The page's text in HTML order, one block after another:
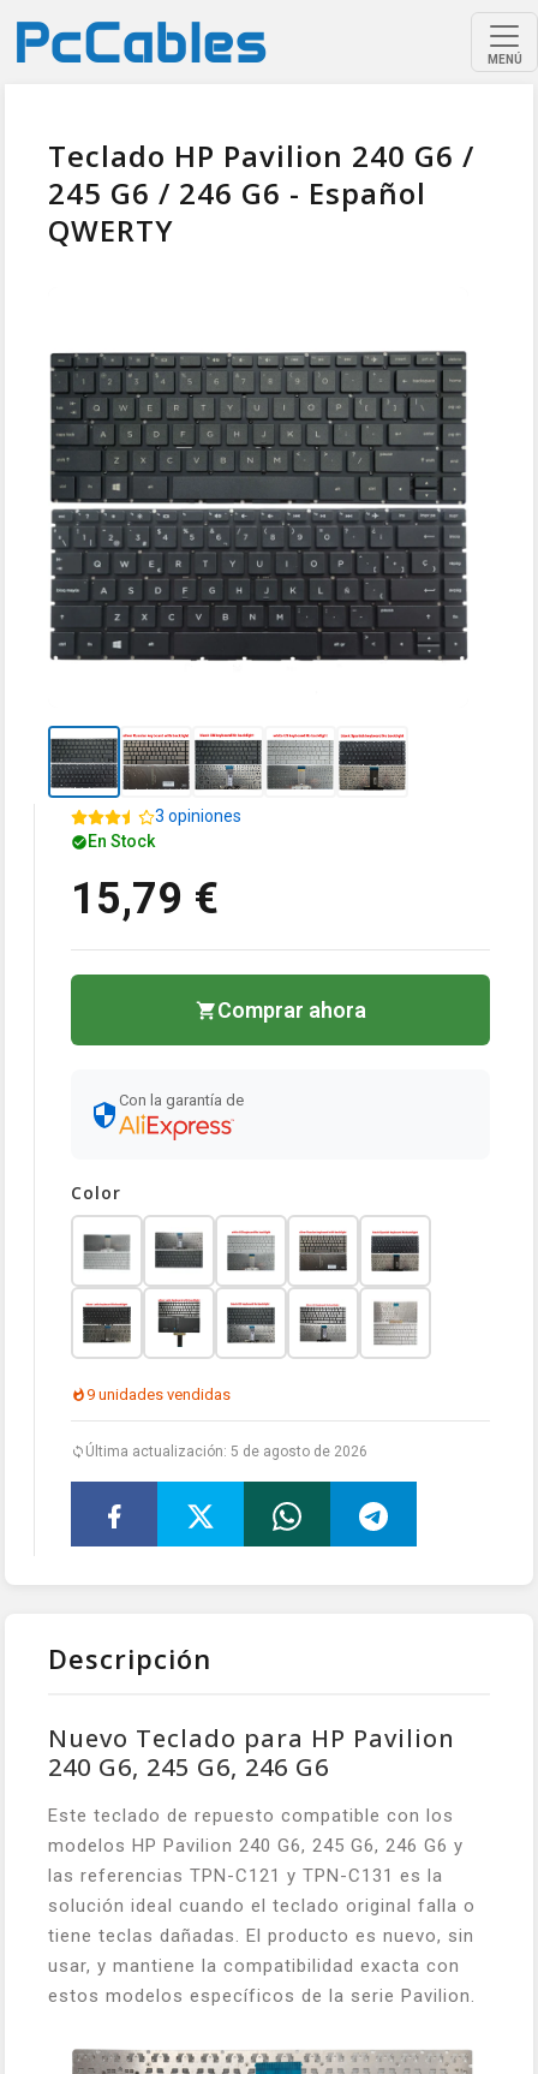
MENÚ
Teclado HP Pavilion 240 G6 /
245 G6 / 246 G6 - Español
QWERTY
3 opiniones
En Stock
15,79 €
Comprar ahora
Con la garantía de
Color
9 unidades vendidas
Última actualización: 5 de agosto de 2026
Descripción
Nuevo Teclado para HP Pavilion
240 G6, 245 G6, 246 G6
Este teclado de repuesto compatible con los
modelos HP Pavilion 240 G6, 245 G6, 246 G6 y
las referencias TPN-C121 y TPN-C131 es la
solución ideal cuando el teclado original falla o
tiene teclas dañadas. El producto es nuevo, sin
usar, y mantiene la compatibilidad exacta con
estos modelos específicos de la serie Pavilion.